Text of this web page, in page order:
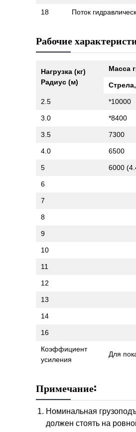
18 Поток
Рабочие
Нагрузка (кг)
Радиус (м)
Масса
2.5 *10000
3.0 *8400
3.5 7300
4.0 6500
5 6000
6
7
8
9
10
11
12
13
14
16
Коэффициент
усиления
Для
Примечание:
Номинальная
должен стоять на